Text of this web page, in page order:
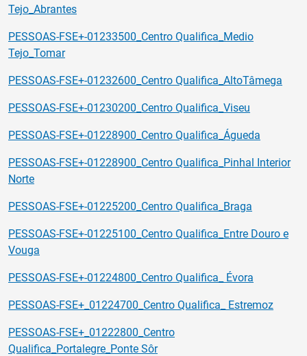
Tejo_Abrantes
PESSOAS-FSE+-01233500_Centro Qualifica_Medio
Tejo_Tomar
PESSOAS-FSE+-01232600_Centro Qualifica_AltoTâmega
PESSOAS-FSE+-01230200_Centro Qualifica_Viseu
PESSOAS-FSE+-01228900_Centro Qualifica_Águeda
PESSOAS-FSE+-01228900_Centro Qualifica_Pinhal Interior
Norte
PESSOAS-FSE+-01225200_Centro Qualifica_Braga
PESSOAS-FSE+-01225100_Centro Qualifica_Entre Douro e
Vouga
PESSOAS-FSE+-01224800_Centro Qualifica_ Évora
PESSOAS-FSE+_01224700_Centro Qualifica_ Estremoz
PESSOAS-FSE+_01222800_Centro
Qualifica_Portalegre_Ponte Sôr